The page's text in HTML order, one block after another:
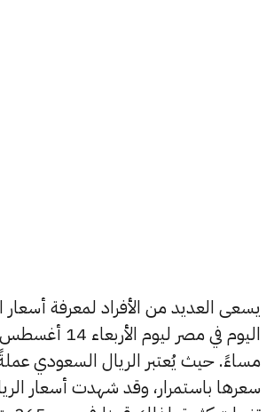
يسعى العديد من الأفراد لمعرفة
مساءً. حيث يُعتبر الريال السعودي
سعرها باستمرار، وقد شهدت أسعار